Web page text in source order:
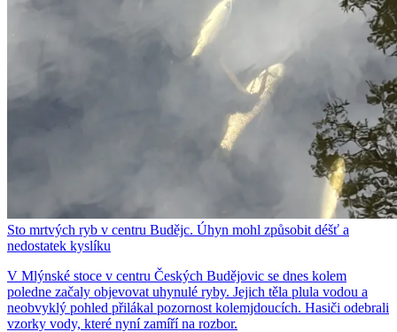
Sto mrtvých ryb v centru Budějc. Úhyn mohl způsobit déšť a
nedostatek kyslíku
V Mlýnské stoce v centru Českých Budějovic se dnes kolem
poledne začaly objevovat uhynulé ryby. Jejich těla plula vodou a
neobvyklý pohled přilákal pozornost kolemjdoucích. Hasiči odebrali
vzorky vody, které nyní zamíří na rozbor.